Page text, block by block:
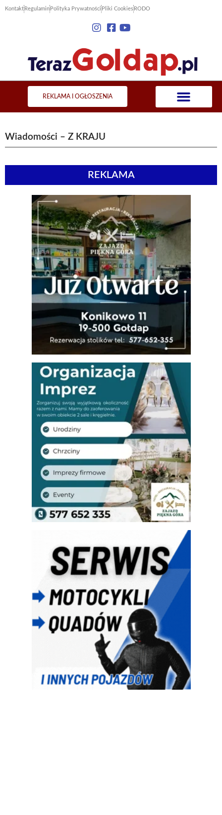
Kontakt Regulamin Polityka Prywatności Pliki Cookies RODO
REKLAMA I OGŁOSZENIA
Wiadomości – Z KRAJU
REKLAMA